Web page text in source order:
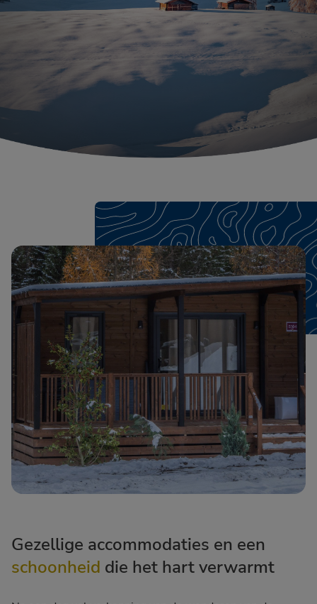
Gezellige accommodaties en een
schoonheid die het hart verwarmt